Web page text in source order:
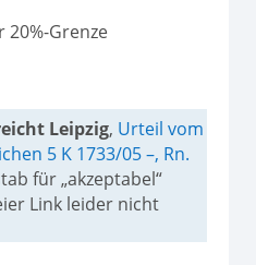
Grenze
Leipzig, Urteil vom
5 K 1733/05 –, Rn.
für „akzeptabel“
Link leider nicht